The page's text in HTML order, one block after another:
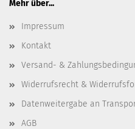
Mehr über...
Impressum
Kontakt
Versand- &
Widerrufsrecht &
Datenweitergabe an
AGB